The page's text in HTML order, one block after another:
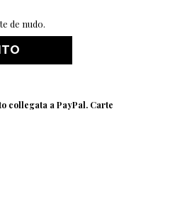
de nudo.
collegata a PayPal. Carte